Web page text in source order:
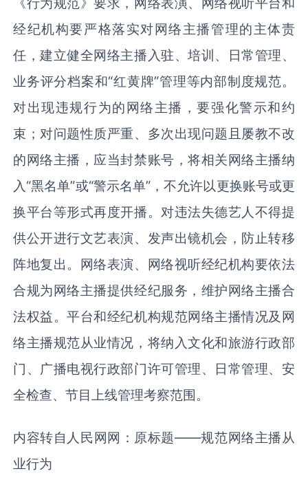
经纪机构要严格落实对网络主播管理的主体责
任，建立健全网络主播入驻、培训、日常管理、
业务评分档案和“红黄牌”管理等内部制度规范。
对出现违规行为的网络主播，要强化警示和约
束；对问题性质严重、多次出现问题且屡教不改
的网络主播，应当封禁账号，将相关网络主播纳
入“黑名单”或“警示名单”，不允许以更换账号或更
换平台等形式再度开播。对违法失德艺人不得提
供公开进行文艺表演、发声出镜机会，防止转移
阵地复出。网络表演、网络视听经纪机构要依法
合规为网络主播提供经纪服务，维护网络主播合
法权益。平台和经纪机构规范网络主播情况及网
络主播规范从业情况，将纳入文化和旅游行政部
门、广播电视行政部门许可管理、日常管理、安
全检查、节目上线管理考察范围。
内容转自人民网网：原标题——规范网络主播从
业行为